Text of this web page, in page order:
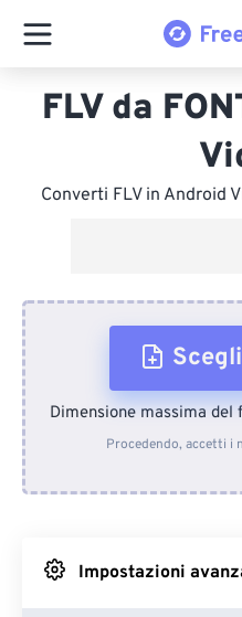
FLV da
Converti FLV in Android
Dal
Da
Dimensione massima del
Procedendo, accetti i
Impostazioni